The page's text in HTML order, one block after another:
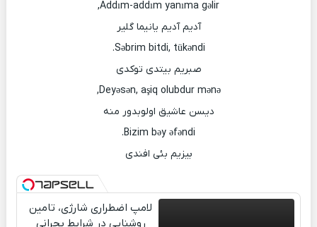
Addım-addım yanıma gəlir,
آدیم آدیم یانیما گلیر
Səbrim bitdi, tükəndi.
صبریم بیتدی توکدی
Deyəsən, aşiq olubdur mənə,
دیسن عاشیق اولوبدور منه
Bizim bəy əfəndi.
بیزیم بئی افندی
لامپ اضطراری شارژی، تامین
روشنایی در شرایط بحرانی